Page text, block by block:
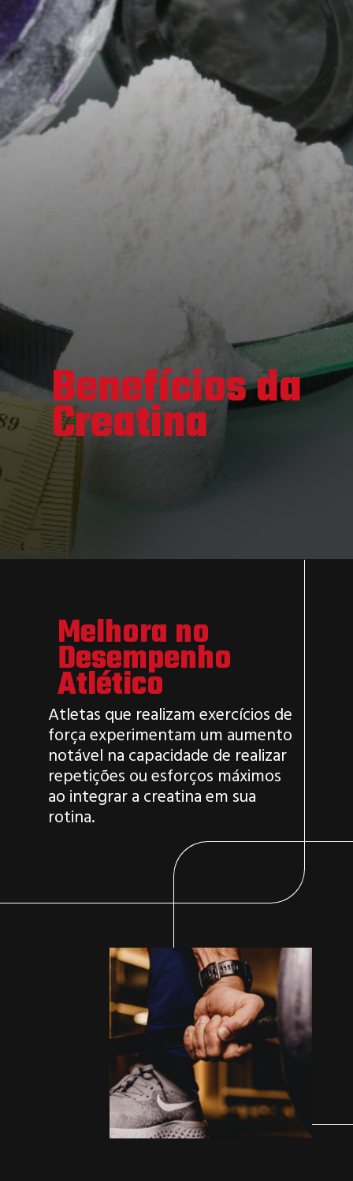
Benefícios da
Creatina
Atletas que realizam exercícios de
força experimentam um aumento
notável na capacidade de realizar
repetições ou esforços máximos
ao integrar a creatina em sua
rotina.
Melhora no
Desempenho
Atlético